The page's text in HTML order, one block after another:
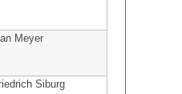
Meyer
Siburg